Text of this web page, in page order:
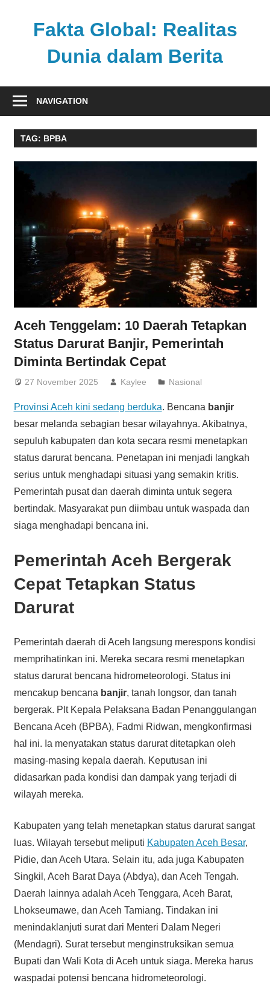
Fakta Global: Realitas
Dunia dalam Berita
kabar
dari
berbagai
pandang
NAVIGATION
TAG: BPBA
Aceh Tenggelam: 10 Daerah Tetapkan
Status Darurat Banjir, Pemerintah
Diminta Bertindak Cepat
27 November 2025 Kaylee Nasional
Provinsi Aceh kini sedang berduka. Bencana banjir
besar melanda sebagian besar wilayahnya. Akibatnya,
sepuluh kabupaten dan kota secara resmi menetapkan
status darurat bencana. Penetapan ini menjadi langkah
serius untuk menghadapi situasi yang semakin kritis.
Pemerintah pusat dan daerah diminta untuk segera
bertindak. Masyarakat pun diimbau untuk waspada dan
siaga menghadapi bencana ini.
Pemerintah Aceh Bergerak
Cepat Tetapkan Status
Darurat
Pemerintah daerah di Aceh langsung merespons kondisi
memprihatinkan ini. Mereka secara resmi menetapkan
status darurat bencana hidrometeorologi. Status ini
mencakup bencana banjir, tanah longsor, dan tanah
bergerak. Plt Kepala Pelaksana Badan Penanggulangan
Bencana Aceh (BPBA), Fadmi Ridwan, mengkonfirmasi
hal ini. Ia menyatakan status darurat ditetapkan oleh
masing-masing kepala daerah. Keputusan ini
didasarkan pada kondisi dan dampak yang terjadi di
wilayah mereka.
Kabupaten yang telah menetapkan status darurat sangat
luas. Wilayah tersebut meliputi Kabupaten Aceh Besar,
Pidie, dan Aceh Utara. Selain itu, ada juga Kabupaten
Singkil, Aceh Barat Daya (Abdya), dan Aceh Tengah.
Daerah lainnya adalah Aceh Tenggara, Aceh Barat,
Lhokseumawe, dan Aceh Tamiang. Tindakan ini
menindaklanjuti surat dari Menteri Dalam Negeri
(Mendagri). Surat tersebut menginstruksikan semua
Bupati dan Wali Kota di Aceh untuk siaga. Mereka harus
waspadai potensi bencana hidrometeorologi.